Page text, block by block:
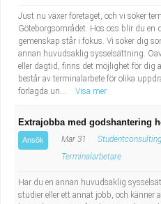
Just nu växer företaget, och vi söker
Göteborgsområdet. Hos oss blir du en
gemenskap står i fokus. Vi söker dig
annan huvudsaklig sysselsättning.
eller dagtid, finns det möjlighet för dig
består av terminalarbete för olika
förlagda un...
Visa mer
Extrajobba med godshantering
Ansök Mar 31
Terminalarbetare
Har du en annan huvudsaklig
studier eller ett annat jobb, och känner